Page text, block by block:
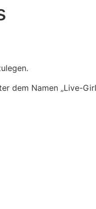
dem Namen „Live-